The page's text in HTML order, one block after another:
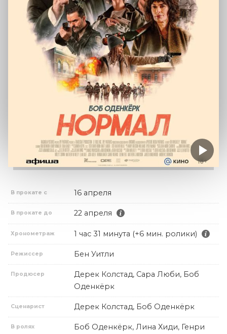
В прокате с 16 апреля
В прокате до 22 апреля
Хронометраж 1 час 31 минута (+6 мин. ролики)
Режиссер Бен Уитли
Продюсер
Дерек Колстад, Сара Люби, Боб
Оденкёрк
Сценарист Дерек Колстад, Боб Оденкёрк
В ролях
Боб Оденкёрк, Лина Хиди, Генри